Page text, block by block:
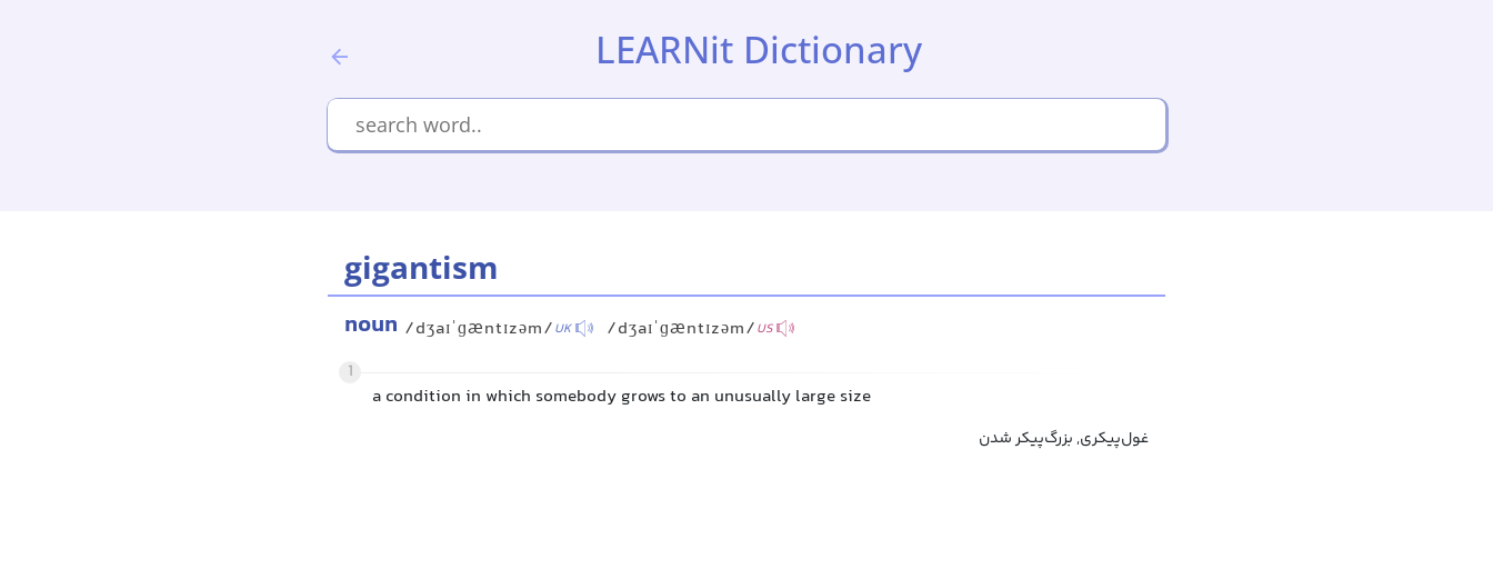
LEARNit Dictionary
gigantism
noun /dʒaɪˈɡæntɪzəm/UK /dʒaɪˈɡæntɪzəm/US
1
a condition in which somebody grows to an unusually large size
غول‌پیکری, بزرگ‌پیکر شدن